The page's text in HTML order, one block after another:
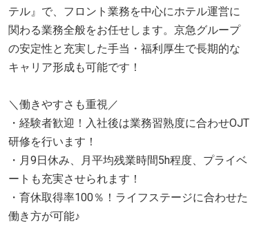
テル』で、フロント業務を中心にホテル運営に
関わる業務全般をお任せします。京急グループ
の安定性と充実した手当・福利厚生で長期的な
キャリア形成も可能です！
＼働きやすさも重視／
・経験者歓迎！入社後は業務習熟度に合わせOJT
研修を行います！
・月9日休み、月平均残業時間5h程度、プライベ
ートも充実させられます！
・育休取得率100％！ライフステージに合わせた
働き方が可能♪